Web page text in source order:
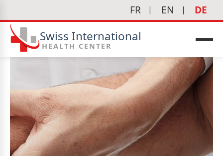
FR EN DE
Swiss International
HEALTH CENTER